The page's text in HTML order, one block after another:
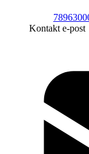
Kontakt e-post